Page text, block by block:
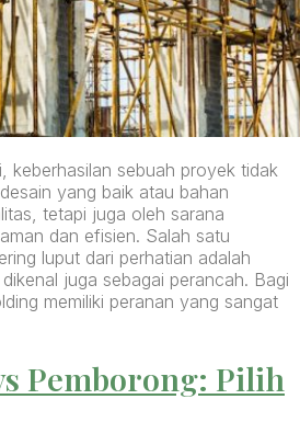
keberhasilan sebuah proyek tidak
yang baik atau bahan
tetapi juga oleh sarana
dan efisien. Salah satu
luput dari perhatian adalah
juga sebagai perancah. Bagi
memiliki peranan yang sangat
Pemborong: Pilih